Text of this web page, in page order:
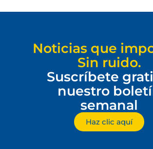
Noticias que
Sin ruido.
Suscríbete
nuestro
semanal
Haz clic aquí